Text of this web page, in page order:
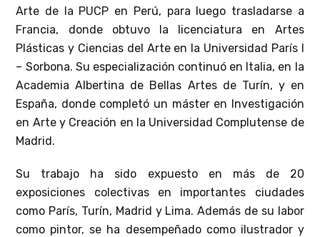
Arte de la PUCP en Perú, para luego trasladarse a
Francia, donde obtuvo la licenciatura en Artes
Plásticas y Ciencias del Arte en la Universidad París I
– Sorbona. Su especialización continuó en Italia, en la
Academia Albertina de Bellas Artes de Turín, y en
España, donde completó un máster en Investigación
en Arte y Creación en la Universidad Complutense de
Madrid.
Su trabajo ha sido expuesto en más de 20
exposiciones colectivas en importantes ciudades
como París, Turín, Madrid y Lima. Además de su labor
como pintor, se ha desempeñado como ilustrador y